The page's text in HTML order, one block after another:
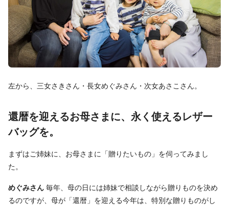
左から、三女さきさん・長女めぐみさん・次女あさこさん。
還暦を迎えるお母さまに、永く使えるレザー
バッグを。
まずはご姉妹に、お母さまに「贈りたいもの」を伺ってみまし
た。
めぐみさん 毎年、母の日には姉妹で相談しながら贈りものを決め
るのですが、母が「還暦」を迎える今年は、特別な贈りものがし